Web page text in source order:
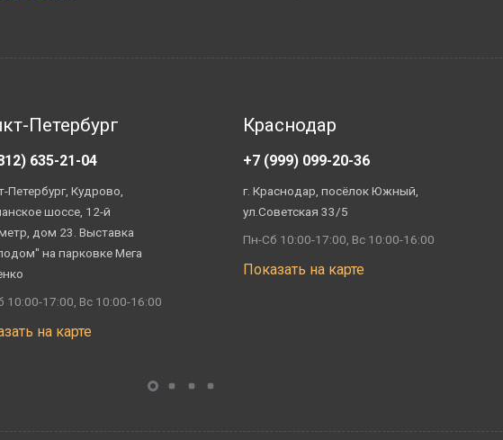
Петербург
635-21-04
Петербург, Кудрово,
шоссе, 12-й
дом 23. Выставка
на парковке Мега
10:00-17:00, Вс 10:00-16:00
на карте
Краснодар
+7 (999) 099-20-36
г. Краснодар, посёлок Южный,
ул.Советская 33/5
Пн-Сб 10:00-17:00, Вс 10:00-16:00
Показать на карте